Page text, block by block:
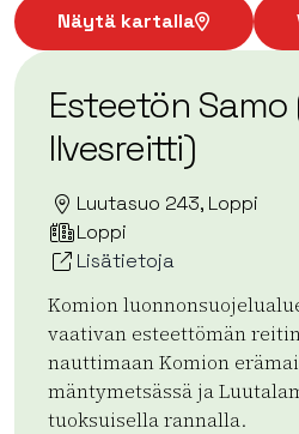
Näytä kartalla
Esteetön Samo
Ilvesreitti)
Luutasuo 243, Loppi
Loppi
Lisätietoja
Komion
vaativan esteettömän
nauttimaan Komion
mäntymetsässä ja
tuoksuisella rannalla.